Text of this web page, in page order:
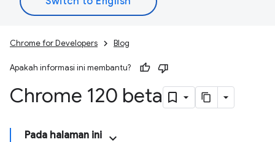
Chrome for Developers Blog
Apakah informasi ini membantu?
Chrome 120 beta
Pada halaman ini